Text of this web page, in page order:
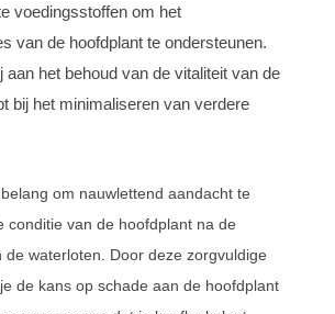
voedingsstoffen om het
van de hoofdplant te ondersteunen.
aan het behoud van de vitaliteit van de
bij het minimaliseren van verdere
om nauwlettend aandacht te
conditie van de hoofdplant na de
de waterloten. Door deze zorgvuldige
de kans op schade aan de hoofdplant